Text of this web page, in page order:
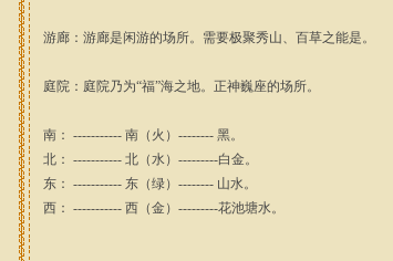
游廊：游廊是闲游的场所。需要极聚秀山、百草之能是。
庭院：庭院乃为“福”海之地。正神巍座的场所。
南： ----------- 南（火）-------- 黑。
北： ----------- 北（水）---------白金。
东： ----------- 东（绿）-------- 山水。
西： ----------- 西（金）---------花池塘水。